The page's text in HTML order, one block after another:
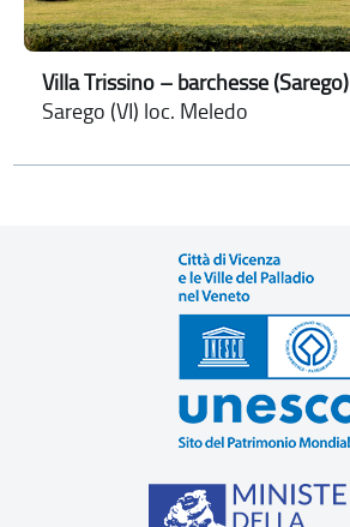
Villa Trissino – barchesse (Sarego)
Sarego (VI) loc. Meledo